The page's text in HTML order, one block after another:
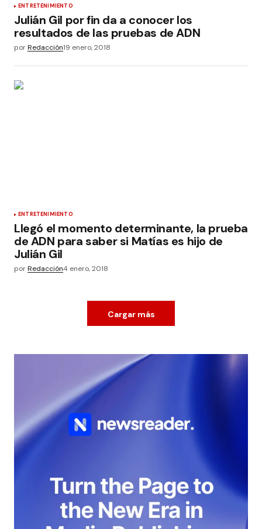
ENTRETENIMIENTO
Julián Gil por fin da a conocer los
resultados de las pruebas de ADN
porRedacción19 enero, 2018
ENTRETENIMIENTO
Llegó el momento determinante, la prueba
de ADN para saber si Matías es hijo de
Julián Gil
porRedacción4 enero, 2018
Cargar más